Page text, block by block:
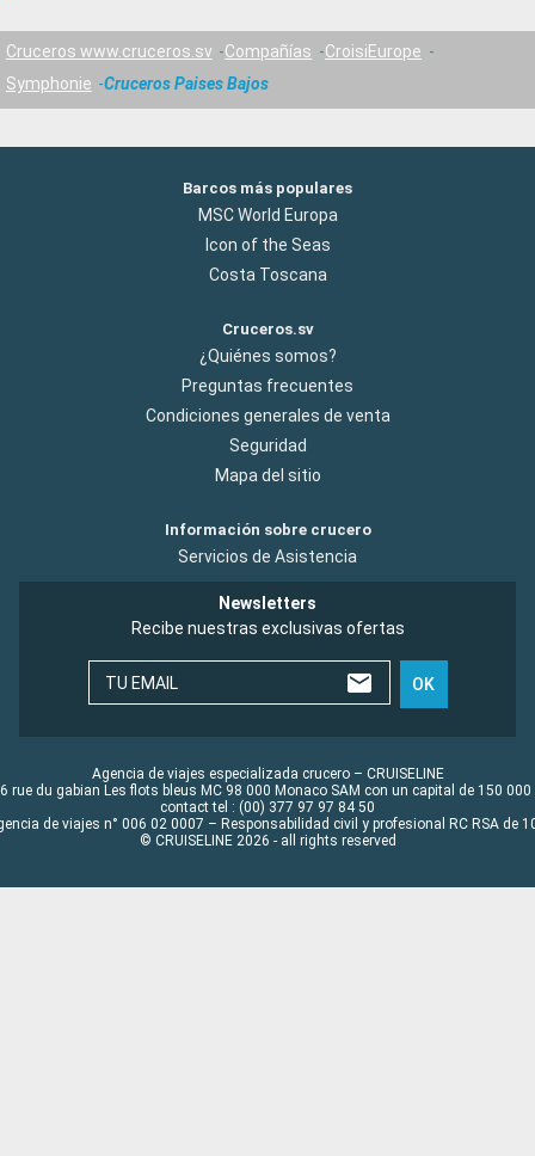
Cruceros www.cruceros.sv Compañías
CroisiEurope
Symphonie
Cruceros Paises Bajos
Barcos más populares
MSC World Europa
Icon of the Seas
Costa Toscana
Cruceros.sv
¿Quiénes somos?
Preguntas frecuentes
Condiciones generales de venta
Seguridad
Mapa del sitio
Información sobre crucero
Servicios de Asistencia
Newsletters
Recibe nuestras exclusivas ofertas
TU EMAIL OK
Agencia de viajes especializada crucero – CRUISELINE
rue du gabian Les flots bleus MC 98 000 Monaco SAM con un capital de 150 000
contact tel : (00) 377 97 97 84 50
de viajes n° 006 02 0007 – Responsabilidad civil y profesional RC RSA de
© CRUISELINE 2026 - all rights reserved